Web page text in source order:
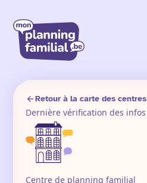
Retour à la carte des centres
Dernière vérification des
Centre de planning familial